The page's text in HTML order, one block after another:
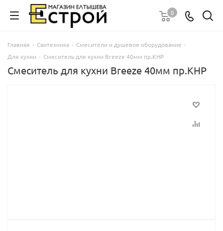
0
Главная - Сантехника - Смесители и душевое оборудование -
Для кухни - Смеситель для кухни Breeze 40мм пр.КНР
Смеситель для кухни Breeze 40мм пр.КНР